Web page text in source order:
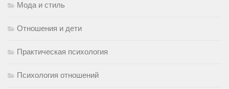
Мода и стиль
Отношения и дети
Практическая психология
Психология отношений